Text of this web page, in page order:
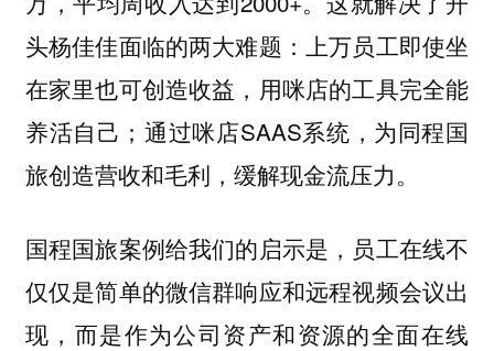
头杨佳佳面临的两大难题：上万员工即使坐
在家里也可创造收益，用咪店的工具完全能
养活自己；通过咪店SAAS系统，为同程国
旅创造营收和毛利，缓解现金流压力。
国程国旅案例给我们的启示是，员工在线不
仅仅是简单的微信群响应和远程视频会议出
现，而是作为公司资产和资源的全面在线